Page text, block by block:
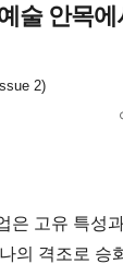
술 안목에
2)
은 고유 특성
의 격조로 승